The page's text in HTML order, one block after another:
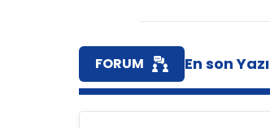
FORUM En son